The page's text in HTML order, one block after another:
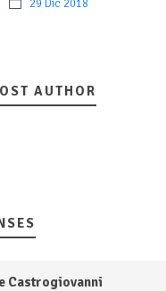
29 Dic 2018
AUTHOR
Castrogiovanni